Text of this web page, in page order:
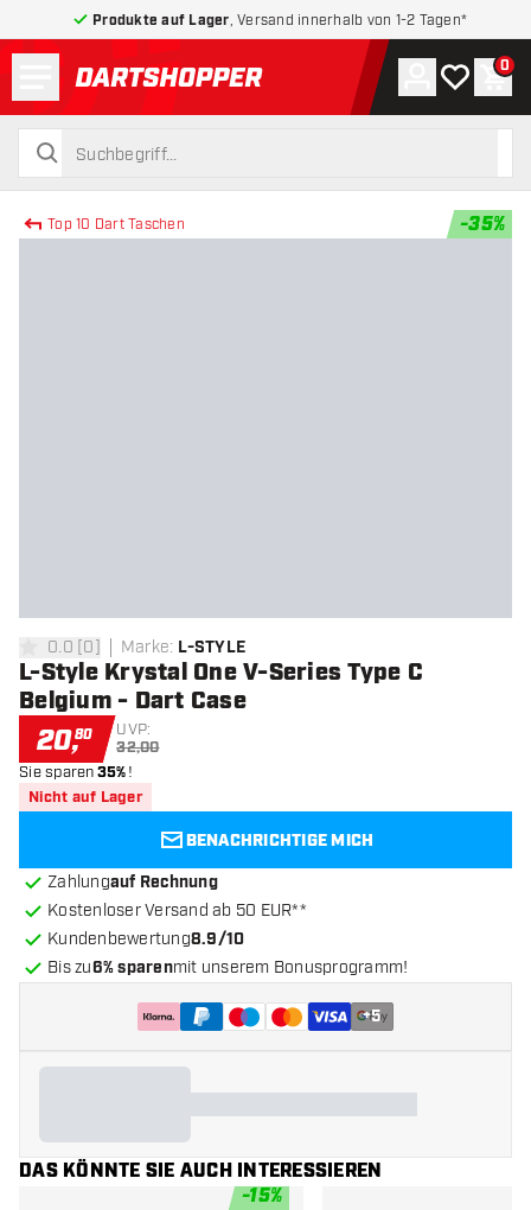
Produkte auf Lager , Versand innerhalb von 1-2 Tagen*
zurück zur Startseite
suchen
suchen
Konto
Meine 0
Top 10 Dart Taschen -35%
0 Bewertungssterne
0.0 [0] Marke: L-STYLE
L-Style Krystal One V-Series Type C
Belgium - Dart Case
20,80 UVP:
32,00
Sie sparen35%!
Nicht auf Lager
BENACHRICHTIGE MICH
Zahlungauf Rechnung
Kostenloser Versand ab 50 EUR**
Kundenbewertung8.9/10
Bis zu6% sparenmit unserem Bonusprogramm!
+5
DAS KÖNNTE SIE AUCH INTERESSIEREN
-15%